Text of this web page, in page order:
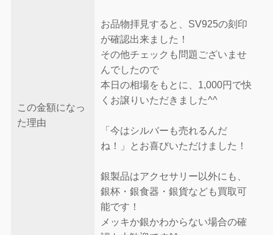
この金額になっ
た理由
お品物拝見すると、SV925の刻印
が確認出来ました！
その他チェックも問題ございませ
んでしたので
本日の相場をもとに、1,000円で快
くお譲りいただきました^^
「今はシルバーも売れるんだ
ね！」とお喜びいただけました！
銀製品はアクセサリー以外にも、
銀杯・銀食器・銀貨なども買取可
能です！
メッキか銀かわからない場合の確